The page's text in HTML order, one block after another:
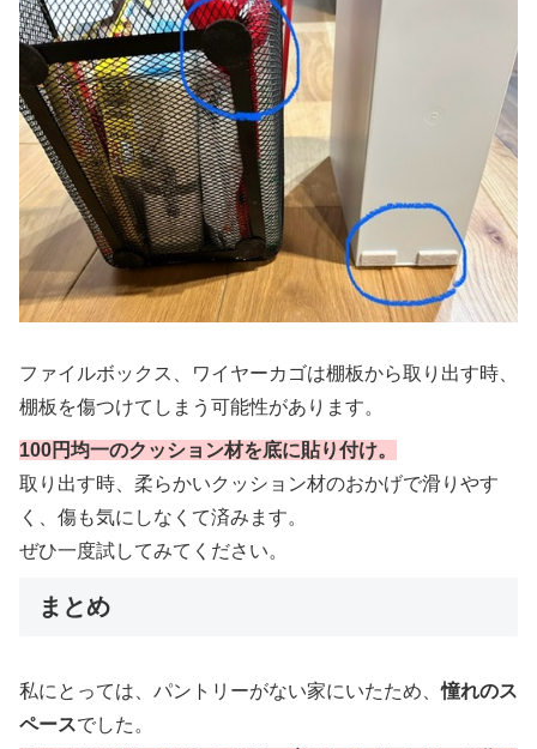
ファイルボックス、ワイヤーカゴは棚板から取り出す時、
棚板を傷つけてしまう可能性があります。
100円均一のクッション材を底に貼り付け。
取り出す時、柔らかいクッション材のおかげで滑りやす
く、傷も気にしなくて済みます。
ぜひ一度試してみてください。
まとめ
私にとっては、パントリーがない家にいたため、憧れのス
ペースでした。